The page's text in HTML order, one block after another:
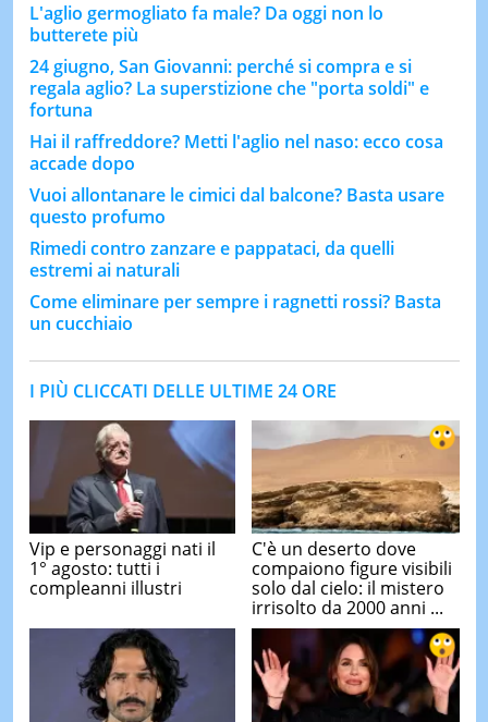
L'aglio germogliato fa male? Da oggi non lo
butterete più
24 giugno, San Giovanni: perché si compra e si
regala aglio? La superstizione che "porta soldi" e
fortuna
Hai il raffreddore? Metti l'aglio nel naso: ecco cosa
accade dopo
Vuoi allontanare le cimici dal balcone? Basta usare
questo profumo
Rimedi contro zanzare e pappataci, da quelli
estremi ai naturali
Come eliminare per sempre i ragnetti rossi? Basta
un cucchiaio
I PIÙ CLICCATI DELLE ULTIME 24 ORE
Vip e personaggi nati il
1° agosto: tutti i
compleanni illustri
C'è un deserto dove
compaiono figure visibili
solo dal cielo: il mistero
irrisolto da 2000 anni ...